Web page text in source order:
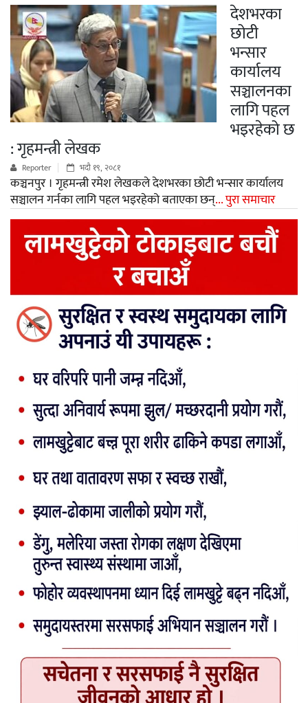
देशभरका
छोटी
भन्सार
कार्यालय
सञ्चालनका
लागि पहल
भइरहेको छ
: गृहमन्त्री लेखक
Reporter भदौ १९, २०८१
कञ्चनपुर । गृहमन्त्री रमेश लेखकले देशभरका छोटी भन्सार कार्यालय
सञ्चालन गर्नका लागि पहल भइरहेको बताएका छन्... पुरा समाचार